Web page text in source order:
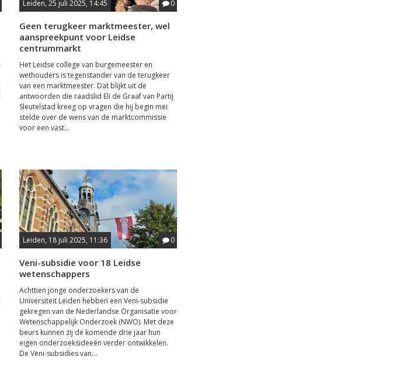
Leiden, 25 juli 2025, 14:45 0
Geen terugkeer marktmeester, wel
aanspreekpunt voor Leidse
centrummarkt
Het Leidse college van burgemeester en
wethouders is tegenstander van de terugkeer
van een marktmeester. Dat blijkt uit de
antwoorden die raadslid Eli de Graaf van Partij
Sleutelstad kreeg op vragen die hij begin mei
stelde over de wens van de marktcommissie
voor een vast...
Leiden, 18 juli 2025, 11:36 0
Veni-subsidie voor 18 Leidse
wetenschappers
Achttien jonge onderzoekers van de
Universiteit Leiden hebben een Veni-subsidie
gekregen van de Nederlandse Organisatie voor
Wetenschappelijk Onderzoek (NWO). Met deze
beurs kunnen zij de komende drie jaar hun
eigen onderzoeksideeën verder ontwikkelen.
De Veni-subsidies van...